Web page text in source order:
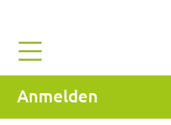
Anmelden